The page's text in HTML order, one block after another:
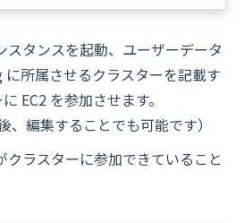
スタンスを起動、ユーザーデータ
所属させるクラスターを記載す
EC2 を参加させます。
、編集することでも可能です）
クラスターに参加できていること